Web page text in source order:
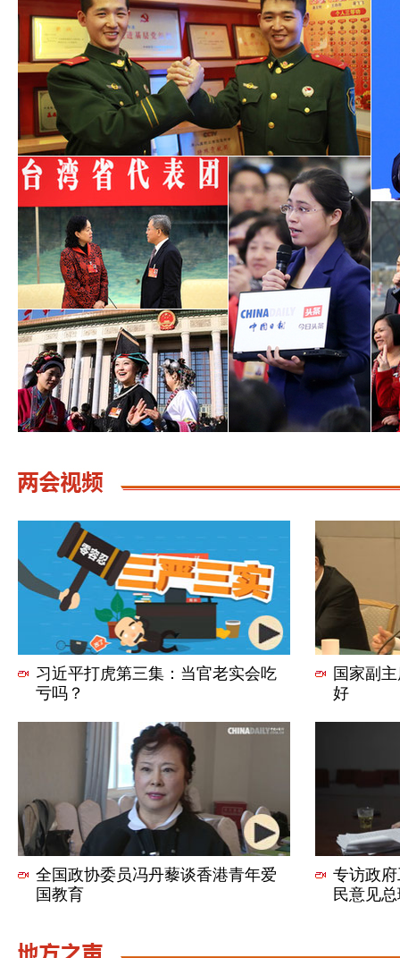
台湾代表团全体会议向媒体开放
少数民族出美女 这些两会女代表
就是最好证明
习近平打虎第三集：当官老实会吃
亏吗？
国家副
好
全国政协委员冯丹藜谈香港青年爱
国教育
专访政
民意见